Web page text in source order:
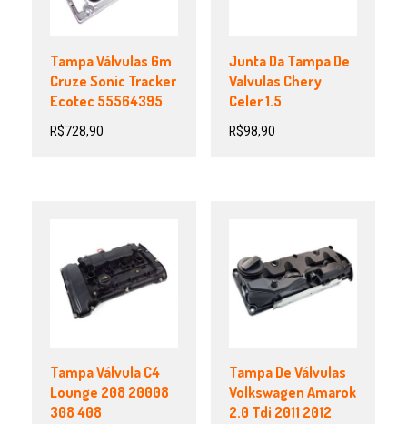
Tampa Válvulas Gm
Cruze Sonic Tracker
Ecotec 55564395
R$728,90
Junta Da Tampa De
Valvulas Chery
Celer 1.5
R$98,90
Tampa Válvula C4
Lounge 208 20008
308 408
Tampa De Válvulas
Volkswagen Amarok
2.0 Tdi 2011 2012